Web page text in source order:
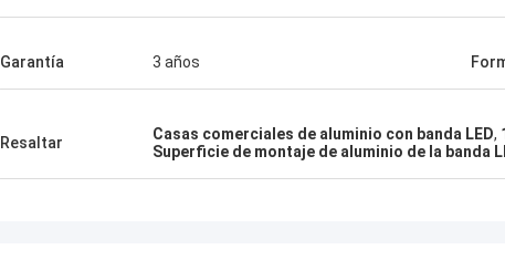
Garantía 3 años
Resaltar Casas comerciales de aluminio con banda LED,
Superficie de montaje de aluminio de la banda